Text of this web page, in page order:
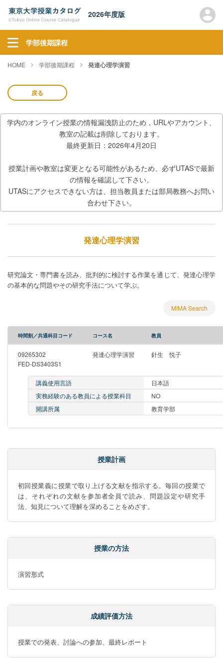
2026年度版
学部後期課程
HOME 学部後期課程 発達心理学演習
戻る
学内のオンライン授業の情報漏洩防止のため，URLやアカウント、
教室の記載は削除しております。
最終更新日：2026年4月20日
授業計画や教室は変更となる可能性があるため、必ずUTASで最新
の情報を確認して下さい。
UTASにアクセスできない方は、担当教員または部局教務へお問い
合わせ下さい。
発達心理学演習
研究論文・専門書を読み、批判的に検討する作業を通じて、発達心理学
の基本的な問題やその研究手法について学ぶ。
MIMA Search
時間割／共通科目コード コース名 教員
09265302
FED-DS3403S1
発達心理学演習 針生 悦子
講義使用言語
日本語
実務経験のある教員による授業科目
NO
開講所属
教育学部
授業計画
初回授業義に授業で取り上げる文献を指示する。毎回の授業で
は、それぞれの文献を参加者全員で読み、問題設定や研究手
法、知見について理解を深めることをめざす。
授業の方法
演習形式
成績評価方法
授業での発表、討論への参加、最終レポート